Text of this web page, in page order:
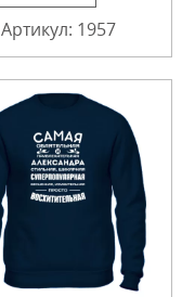
Артикул: 1957